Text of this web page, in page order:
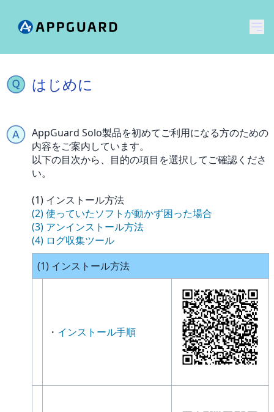
メ
はじめに
AppGuard Solo製品を初めてご利用になる方のための
内容をご案内しています。
以下の目次から、目的の項目を選択してご確認くださ
い。
(1) インストール方法
(2) 使っていたソフトが動かず困った場合
(3) アンインストール方法
(4) ログ収集ツール
(1) インストール方法
・ インストール手順